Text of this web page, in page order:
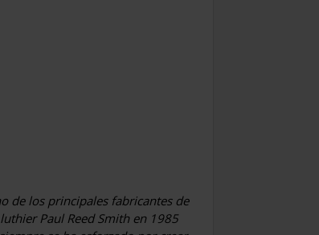
de los principales fabricantes de
Paul Reed Smith en 1985